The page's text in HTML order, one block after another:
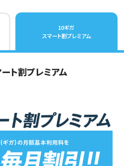
10ギガ
スマート割プレミアム
ト割プレミアム